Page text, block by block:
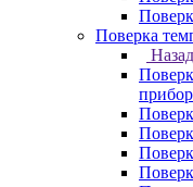
Поверка
Назад